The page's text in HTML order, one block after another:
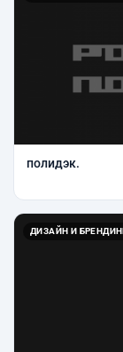
полидэк.
ДИЗАЙН И